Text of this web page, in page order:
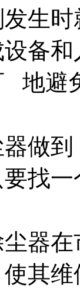
生
备
地避
做到
找
在
其